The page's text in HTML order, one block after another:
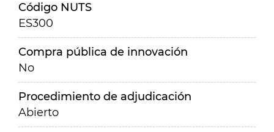
Código NUTS
ES300
Compra pública de innovación
No
Procedimiento de adjudicación
Abierto